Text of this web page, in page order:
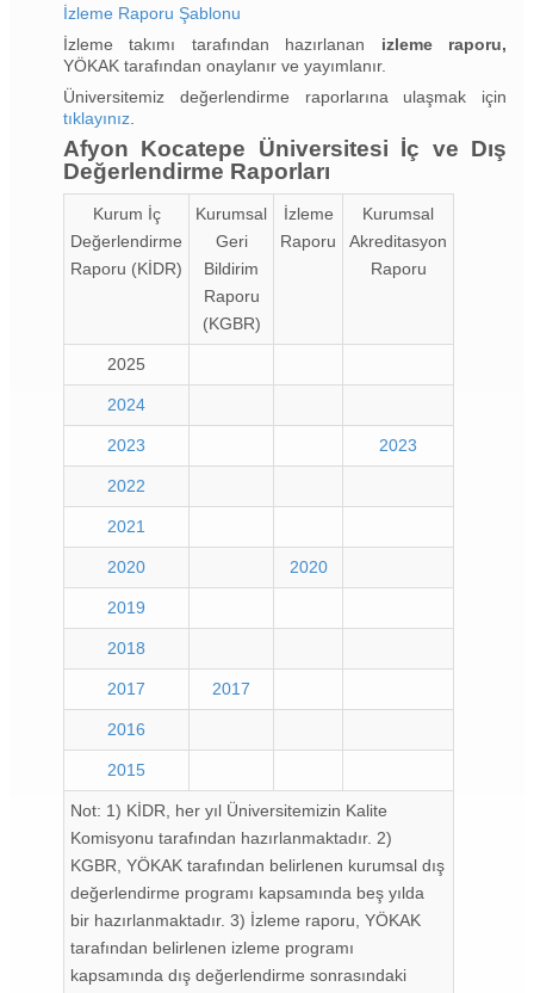
İzleme Raporu Şablonu
İzleme takımı tarafından hazırlanan izleme raporu,
YÖKAK tarafından onaylanır ve yayımlanır.
Üniversitemiz değerlendirme raporlarına ulaşmak için
tıklayınız
Afyon Kocatepe Üniversitesi İç ve Dış
Değerlendirme Raporları
Kurum İç
Değerlendirme
Raporu (KİDR)
Kurumsal
Geri
Bildirim
Raporu
(KGBR)
İzleme
Raporu
Kurumsal
Akreditasyon
Raporu
2025
2024
2023 2023
2022
2021
2020 2020
2019
2018
2017 2017
2016
2015
Not: 1) KİDR, her yıl Üniversitemizin Kalite
Komisyonu tarafından hazırlanmaktadır. 2)
KGBR, YÖKAK tarafından belirlenen kurumsal dış
değerlendirme programı kapsamında beş yılda
bir hazırlanmaktadır. 3) İzleme raporu, YÖKAK
tarafından belirlenen izleme programı
kapsamında dış değerlendirme sonrasındaki